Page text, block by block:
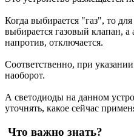
Когда выбирается "газ", то
выбирается газовый клапан,
напротив, отключается.
Соответственно, при
наоборот.
А светодиоды на данном
уточнять, какое сейчас
Что важно знать?